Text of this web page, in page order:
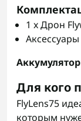
1 x Дрон
Аксессуары
Для кого
FlyLens75
которым